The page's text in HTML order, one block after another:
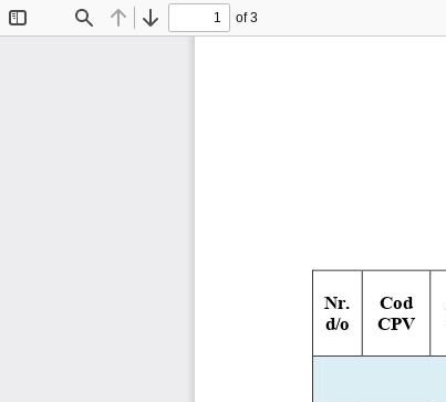
Find Previous
Next
of 3
Nr.
d/o
Cod
CPV